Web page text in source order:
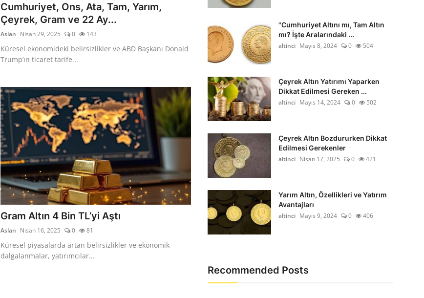
Cumhuriyet, Ons, Ata, Tam, Yarım,
Çeyrek, Gram ve 22 Ay...
Aslan Nisan 29, 2025 0 143
Küresel ekonomideki belirsizlikler ve ABD Başkanı Donald
Trump’ın ticaret tarife...
Gram Altın 4 Bin TL’yi Aştı
Aslan Nisan 16, 2025 0 81
Küresel piyasalarda artan belirsizlikler ve ekonomik
dalgalanmalar, yatırımcılar...
"Cumhuriyet Altını mı, Tam Altın
mı? İşte Aralarındaki ...
altinci Mayıs 8, 2024 0 504
Çeyrek Altın Yatırımı Yaparken
Dikkat Edilmesi Gereken ...
altinci Mayıs 14, 2024 0 502
Çeyrek Altın Bozdururken Dikkat
Edilmesi Gerekenler
altinci Nisan 17, 2025 0 421
Yarım Altın, Özellikleri ve Yatırım
Avantajları
altinci Mayıs 9, 2024 0 406
Recommended Posts